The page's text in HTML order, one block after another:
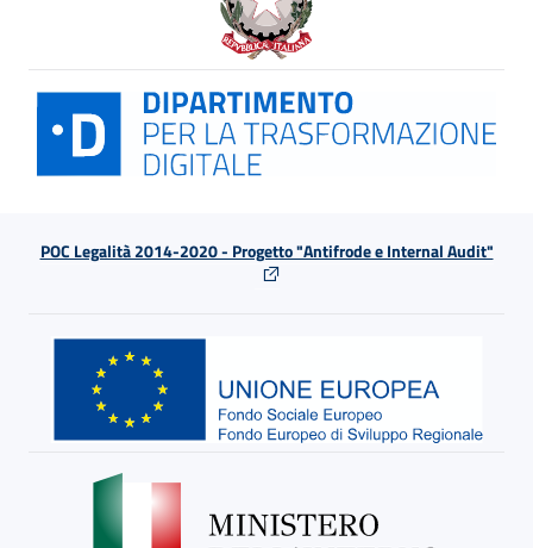
POC Legalità 2014-2020 - Progetto "Antifrode e Internal Audit"